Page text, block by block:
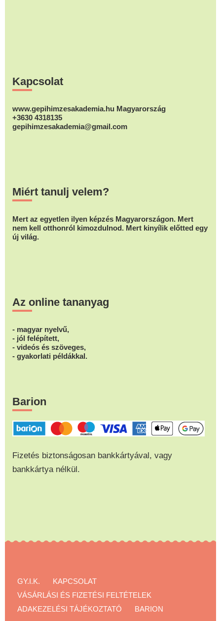
Kapcsolat
www.gepihimzesakademia.hu Magyarország
+3630 4318135
gepihimzesakademia@gmail.com
Miért tanulj velem?
Mert az egyetlen ilyen képzés Magyarországon. Mert
nem kell otthonról kimozdulnod. Mert kinyílik előtted egy
új világ.
Az online tananyag
- magyar nyelvű,
- jól felépített,
- videós és szöveges,
- gyakorlati példákkal.
Barion
Fizetés biztonságosan bankkártyával, vagy
bankkártya nélkül.
GY.I.K.
KAPCSOLAT
VÁSÁRLÁSI ÉS FIZETÉSI FELTÉTELEK
ADAKEZELÉSI TÁJÉKOZTATÓ
BARION